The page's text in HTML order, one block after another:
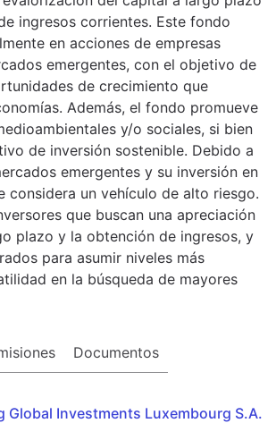
ingresos corrientes. Este fondo
en acciones de empresas
emergentes, con el objetivo de
de crecimiento que
Además, el fondo promueve
y/o sociales, si bien
de inversión sostenible. Debido a
emergentes y su inversión en
considera un vehículo de alto riesgo.
que buscan una apreciación
plazo y la obtención de ingresos, y
para asumir niveles más
en la búsqueda de mayores
Documentos
Global Investments Luxembourg S.A.